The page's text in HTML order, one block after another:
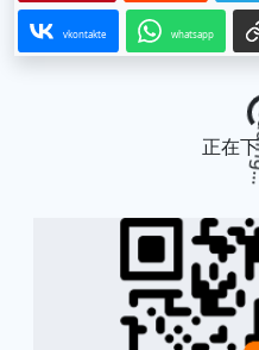
vkontakte whatsapp
正在